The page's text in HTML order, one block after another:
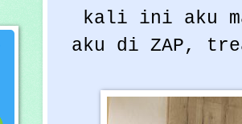
kali ini aku
aku di ZAP,